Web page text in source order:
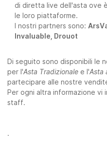
di diretta live dell'asta ove
le loro piattaforme.
I nostri partners sono:
Invaluable, Drouot
Di seguito sono disponibili le
per l'Asta Tradizionale e l'Asta
partecipare alle nostre
Per ogni altra informazione
staff.
.